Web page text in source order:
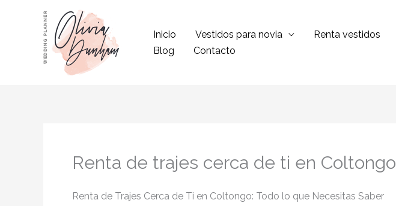
contenido
Inicio Vestidos para novia Renta vestidos
Blog
Contacto
Renta de trajes cerca de ti en Coltongo
Renta de Trajes Cerca de Ti en Coltongo: Todo lo que Necesitas Saber